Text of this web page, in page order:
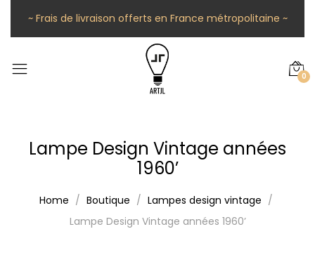
~ Frais de livraison offerts en France métropolitaine ~
0
Lampe Design Vintage années
1960’
Home Boutique
Lampes design vintage
Lampe Design Vintage années 1960’